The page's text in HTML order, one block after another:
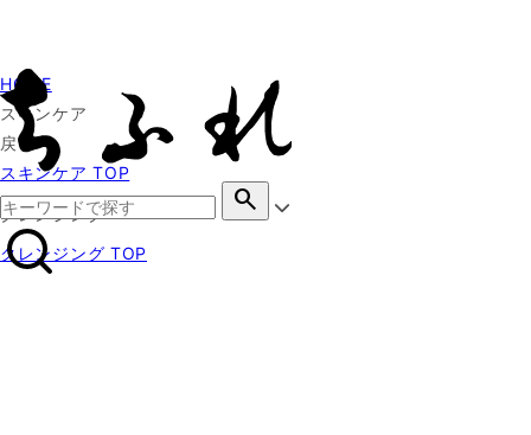
search
HOME
スキンケア
戻る
スキンケア TOP
クレンジング
クレンジング TOP